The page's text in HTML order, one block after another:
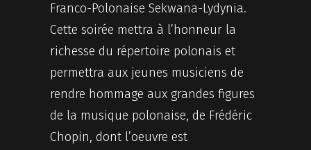
Franco-Polonaise Sekwana-Lydynia.
Cette soirée mettra à l’honneur la
richesse du répertoire polonais et
permettra aux jeunes musiciens de
rendre hommage aux grandes figures
de la musique polonaise, de Frédéric
Chopin, dont l’oeuvre est